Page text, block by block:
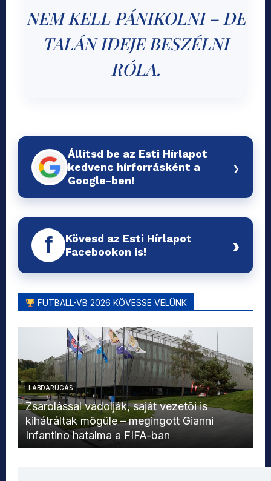
NEM KELL PÁNIKOLNI – DE
TALÁN IDEJE BESZÉLNI
RÓLA.
Állítsd be az Esti Hírlapot
kedvenc hírforrásként a
Google-ben!
›
f
Kövesd az Esti Hírlapot
Facebookon is!
›
FUTBALL-VB 2026 KÖVESSE VELÜNK
LABDARÚGÁS
Zsarolással vádolják, saját vezetői is
kihátráltak mögüle – megingott Gianni
Infantino hatalma a FIFA-ban